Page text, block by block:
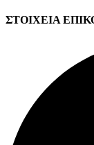
ΣΤΟΙΧΕΙΑ